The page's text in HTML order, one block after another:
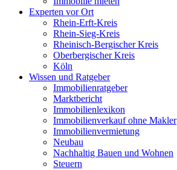
Experten vor Ort
Rhein-Erft-Kreis
Rhein-Sieg-Kreis
Rheinisch-Bergischer Kreis
Oberbergischer Kreis
Köln
Wissen und Ratgeber
Immobilienratgeber
Marktbericht
Immobilienlexikon
Immobilienverkauf ohne Makler
Immobilienvermietung
Neubau
Nachhaltig Bauen und Wohnen
Steuern